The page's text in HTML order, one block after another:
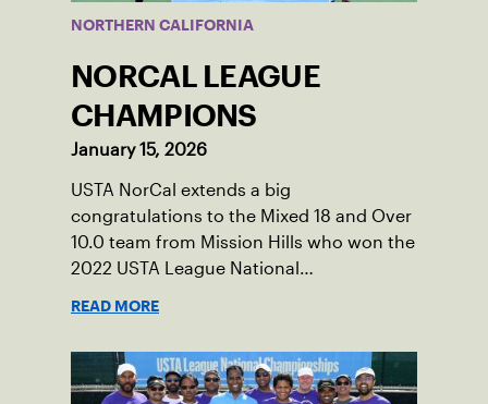
NORTHERN CALIFORNIA
NORCAL LEAGUE
CHAMPIONS
January 15, 2026
USTA NorCal extends a big
congratulations to the Mixed 18 and Over
10.0 team from Mission Hills who won the
2022 USTA League National
READ MORE